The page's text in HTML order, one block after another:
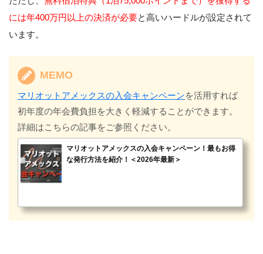
には年400万円以上の決済が必要と高いハードルが設定されて
います。
MEMO
マリオットアメックスの入会キャンペーンを活用すれば
初年度の年会費負担を大きく軽減することができます。
詳細はこちらの記事をご参照ください。
マリオットアメックスの入会キャンペーン！最もお得
な発行方法を紹介！＜2026年最新＞